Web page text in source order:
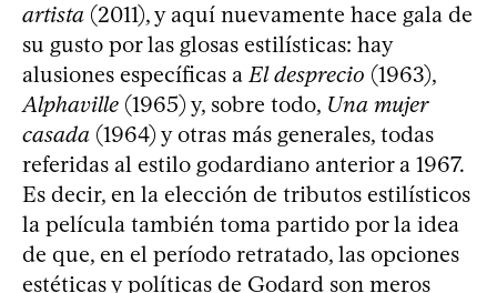
artista (2011), y aquí nuevamente hace gala de
su gusto por las glosas estilísticas: hay
alusiones específicas aEl desprecio (1963),
Alphaville (1965) y, sobre todo, Una mujer
casada (1964) y otras más generales, todas
referidas al estilo godardiano anterior a 1967.
Es decir, en la elección de tributos estilísticos
la película también toma partido por la idea
de que, en el período retratado, las opciones
estéticas y políticas de Godard son meros